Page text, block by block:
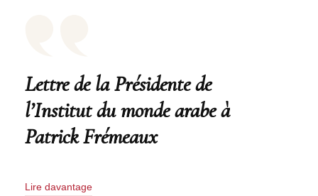
Lettre de la Présidente de
l’Institut du monde arabe à
Patrick Frémeaux
Lire davantage